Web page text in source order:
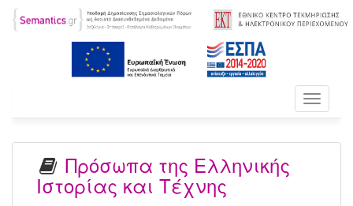
Toggle
Πρόσωπα της Ελληνικής
Ιστορίας και Τέχνης